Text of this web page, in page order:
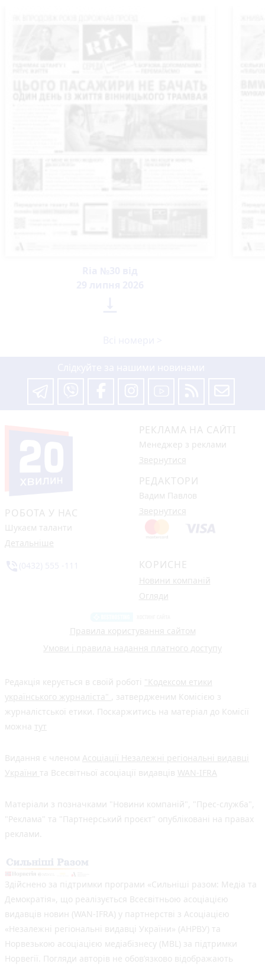
РОБОТА У НАС
Шукаєм таланти
Детальніше
РЕКЛАМА НА САЙТІ
Менеджер з реклами
Звернутися
РЕДАКТОРИ
Вадим Павлов
Звернутися
КОРИСНЕ
Новини компаній
Огляди
Правила користування сайтом
Умови і правила надання платного доступу
Редакція керується в своїй роботі "Кодексом етики
українського журналіста" , затвердженим Комісією з
журналістської етики. Поскаржитись на матеріал до Комісії
можна тут
Видання є членом Асоціації Незалежні регіональні видавці
України та Всесвітньої асоціації видавців WAN-IFRA
Матеріали з позначками "Новини компаній", "Прес-служба",
"Реклама" та "Партнерський проєкт" опубліковані на правах
реклами.
Здійснено за підтримки програми «Сильніші разом: Медіа та
Демократія», що реалізується Всесвітньою асоціацією
видавців новин (WAN-IFRA) у партнерстві з Асоціацією
«Незалежні регіональні видавці України» (АНРВУ) та
Норвезькою асоціацією медіабізнесу (MBL) за підтримки
Норвегії. Погляди авторів не обов’язково відображають